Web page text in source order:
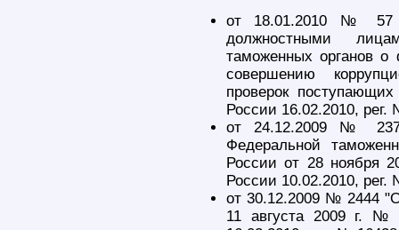
от 18.01.2010 № 57
должностными
таможенных органов
совершению
проверок
России 16.02.2010, рег.
от 24.12.2009 №
Федеральной
России от 28 ноября
России 10.02.2010, рег.
от 30.12.2009 № 2444
11 августа 2009 г. №